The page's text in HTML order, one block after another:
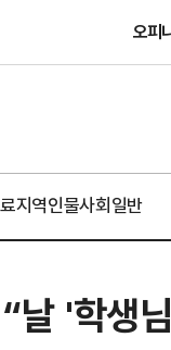
오피
지역인물사회일반
'학생